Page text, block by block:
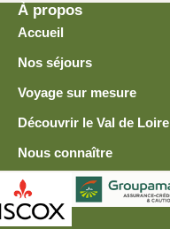
À propos
Accueil
Nos séjours
Voyage sur mesure
Découvrir le Val de Loire
Nous connaître